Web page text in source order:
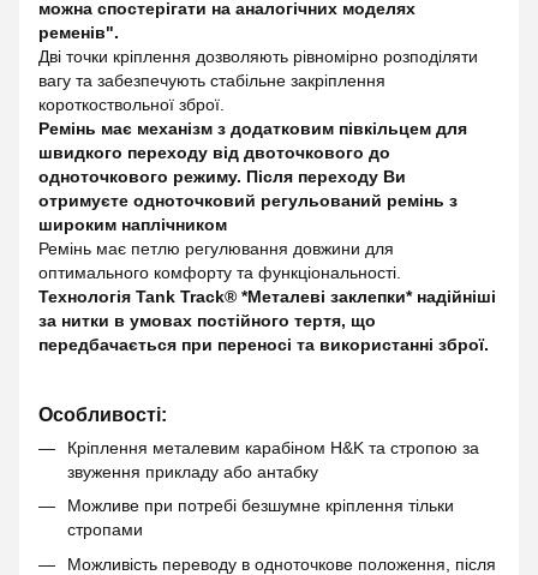
можна спостерігати на аналогічних моделях
ременів".
Дві точки кріплення дозволяють рівномірно розподіляти
вагу та забезпечують стабільне закріплення
короткоствольної зброї.
Ремінь має механізм з додатковим півкільцем для
швидкого переходу від двоточкового до
одноточкового режиму. Після переходу Ви
отримуєте одноточковий регульований ремінь з
широким наплічником
Ремінь має петлю регулювання довжини для
оптимального комфорту та функціональності.
Технологія Tank Track® *Металеві заклепки* надійніші
за нитки в умовах постійного тертя, що
передбачається при переносі та використанні зброї.
Особливості:
Кріплення металевим карабіном H&K та стропою за
звуження прикладу або антабку
Можливе при потребі безшумне кріплення тільки
стропами
Можливість переводу в одноточкове положення, після